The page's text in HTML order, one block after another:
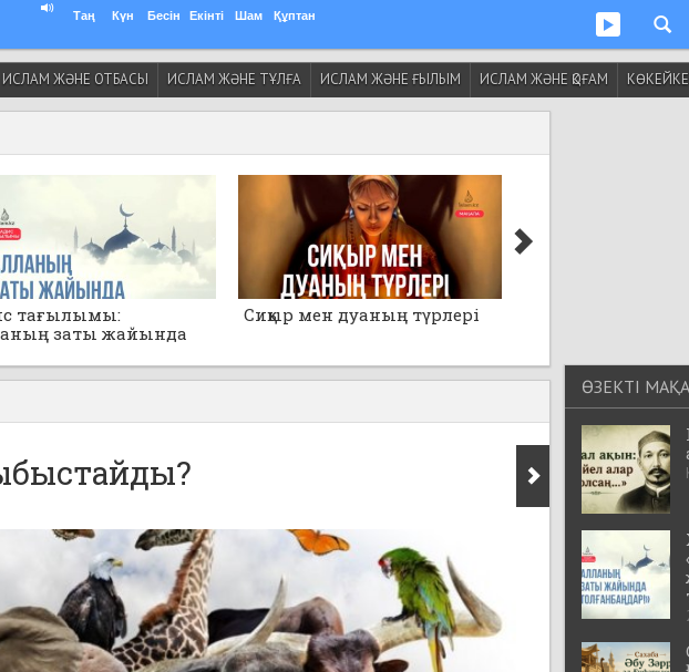
Таң Күн Бесін Екінті Шам Құптан
ИСЛАМ ЖӘНЕ ОТБАСЫ ИСЛАМ ЖӘНЕ ТҰЛҒА ИСЛАМ ЖӘНЕ ҒЫЛЫМ ИСЛАМ ЖӘНЕ ҚОҒАМ
тағылымы:
заты жайында
Сиқыр мен дуаның түрлері
ӨЗЕКТІ